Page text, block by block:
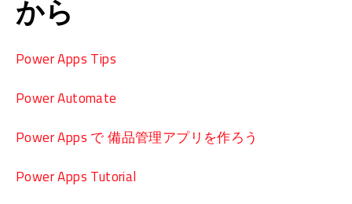
から
Power Apps Tips
Power Automate
Power Apps で 備品管理アプリを作ろう
Power Apps Tutorial